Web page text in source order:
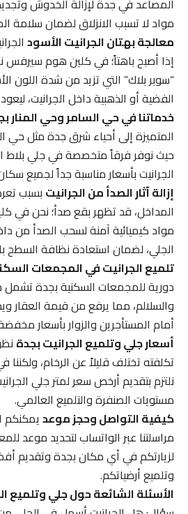
مواد لا تسبب الانزلاق لضمان سلامة
معالجة بهتان الجرانيت الأسود
إذا أصبح باهتاً؛ في كلين هوم سيرفس
“سوبر بلاك” التي تزيد من شدة اللون
الفضية أو الذهبية داخل الجرانيت،
خدماتنا في حي السامر وحي المنار
المتميزة إلى أحياء شرق جدة مثل حي
حيث نوفر فرقاً متخصصة في جلي بلاط
الجرانيت بأسعار مناسبة جداً لجميع
إزالة آثار الصدأ من الجرانيتبسبب تعرض
المداخل، قد تظهر بقع صدأ؛ نحن في
مواد كيميائية آمنة لسحب الصدأ من
الجلي، لضمان استعادة نظافة السطح
تلميع الجرانيت في المجمعات السكنية
دورية للمجمعات السكنية بجدة تشمل
والسلالم، مما يرفع من قيمة العقار
أمام المستأجرين والزوار بأسعار مخفضة
أسعار جلي وتلميع الجرانيت بجدةنظراً
تكلفته تختلف قليلاً عن الرخام،
نلتزم بتقديم أرخص سعر لمتر جلي
مستويات الصنفرة والتلميع العالمي.
كيفية التواصل وحجز موعديمكنكم
مراسلتنا عبر الواتساب لتحديد موعد
لزيارتكم في أي مكان بجدة وتقديم أفضل
وتلميع أرضياتكم.
الأسئلة الشائعة حول جلي وتلميع